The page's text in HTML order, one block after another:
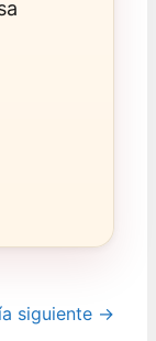
siguiente →